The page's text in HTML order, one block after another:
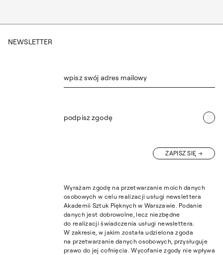
NEWSLETTER
wpisz swój adres mailowy
podpisz zgodę
ZAPISZ SIĘ
Wyrażam zgodę na przetwarzanie moich danych
osobowych w celu realizacji usługi newslettera
Akademii Sztuk Pięknych w Warszawie. Podanie
danych jest dobrowolne, lecz niezbędne
do realizacji świadczenia usługi newslettera.
W zakresie, w jakim została udzielona zgoda
na przetwarzanie danych osobowych, przysługuje
prawo do jej cofnięcia. Wycofanie zgody nie wpływa